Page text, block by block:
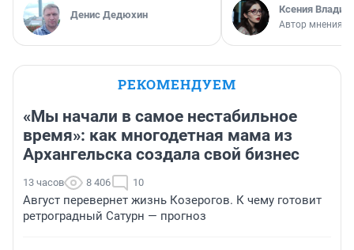
Денис Дедюхин Ксения
Автор мнения
РЕКОМЕНДУЕМ
«Мы начали в самое нестабильное
время»: как многодетная мама из
Архангельска создала свой бизнес
13 часов 8 406 10
Август перевернет жизнь Козерогов. К чему готовит
ретроградный Сатурн — прогноз